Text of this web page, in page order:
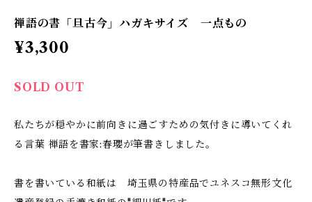
禅語の書「旦古今」ハガキサイズ 一点もの
¥3,300
SOLD OUT
私たちが穏やかに前向きに過ごすための気付きに導いてくれ
る言葉 禅語を書家:春瓔が筆書きしました。
書を書いている和紙は 埼玉県の特産品でユネスコ無形文化